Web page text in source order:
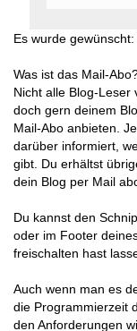
Es wurde gewünscht:
Was ist das Mail-
Nicht alle Blog-Leser
doch gern deinem
Mail-Abo anbieten.
darüber informiert,
gibt. Du erhältst
dein Blog per Mail
Du kannst den
oder im Footer
freischalten hast
Auch wenn man es
die Programmierzeit
den Anforderungen